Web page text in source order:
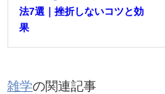
法7選｜挫折しないコツと効
果
雑学の関連記事